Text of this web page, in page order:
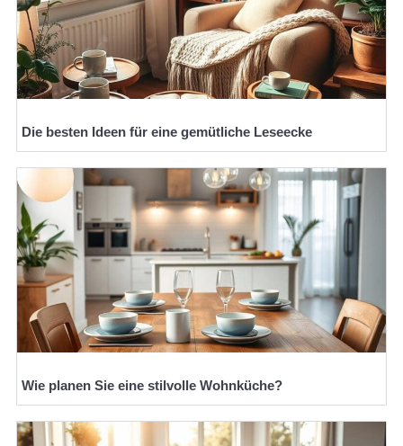
Die besten Ideen für eine gemütliche Leseecke
Wie planen Sie eine stilvolle Wohnküche?